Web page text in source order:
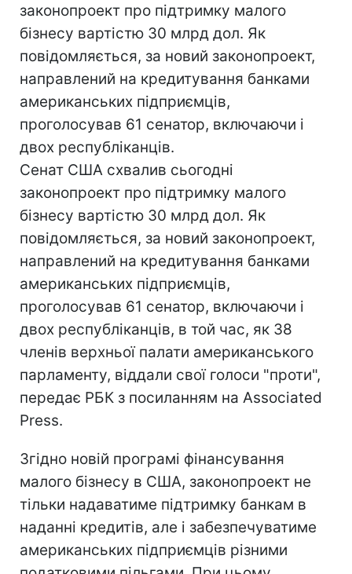
законопроект про підтримку малого
бізнесу вартістю 30 млрд дол. Як
повідомляється, за новий законопроект,
направлений на кредитування банками
американських підприємців,
проголосував 61 сенатор, включаючи і
двох республіканців.
Сенат США схвалив сьогодні
законопроект про підтримку малого
бізнесу вартістю 30 млрд дол. Як
повідомляється, за новий законопроект,
направлений на кредитування банками
американських підприємців,
проголосував 61 сенатор, включаючи і
двох республіканців, в той час, як 38
членів верхньої палати американського
парламенту, віддали свої голоси "проти",
передає РБК з посиланням на Associated
Press.
Згідно новій програмі фінансування
малого бізнесу в США, законопроект не
тільки надаватиме підтримку банкам в
наданні кредитів, але і забезпечуватиме
американських підприємців різними